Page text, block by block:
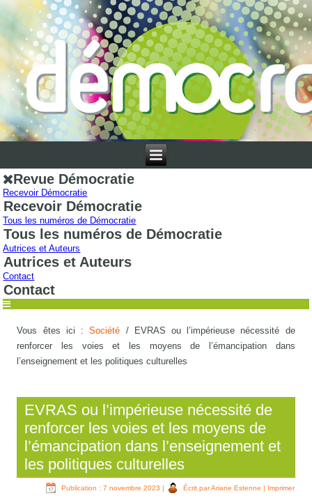
Revue Démocratie
Recevoir Démocratie
Recevoir Démocratie
Tous les numéros de Démocratie
Tous les numéros de Démocratie
Autrices et Auteurs
Autrices et Auteurs
Contact
Contact
Vous êtes ici :Société /
EVRAS ou l’impérieuse nécessité de
renforcer les voies et les moyens de l’émancipation dans
l’enseignement et les politiques culturelles
EVRAS ou l’impérieuse nécessité de
renforcer les voies et les moyens de
l’émancipation dans l’enseignement et
les politiques culturelles
Publication : 7 novembre 2023 | Écrit par Ariane Estenne | Imprimer